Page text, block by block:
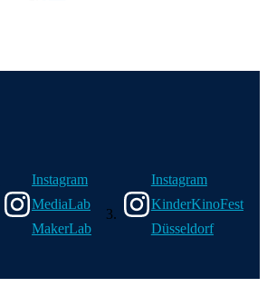
Instagram
MediaLab
MakerLab
Instagram
KinderKinoFest
Düsseldorf